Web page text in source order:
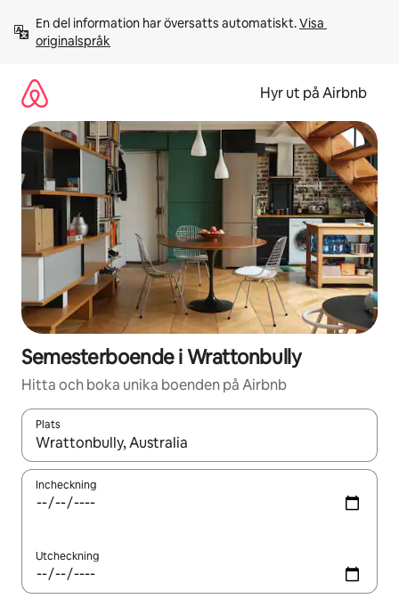
innehåll
En del information har översatts automatiskt. Visa
originalspråk
Hyr ut på Airbnb
Semesterboende i Wrattonbully
Hitta och boka unika boenden på Airbnb
Plats
När resultaten är tillgängliga kan du navigera med upp- och
Incheckning
Utcheckning